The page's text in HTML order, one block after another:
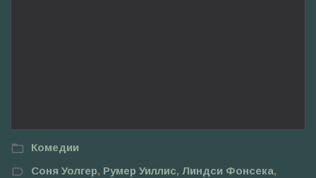
Комедии
Соня Уолгер, Румер Уиллис, Линдси Фонсека,